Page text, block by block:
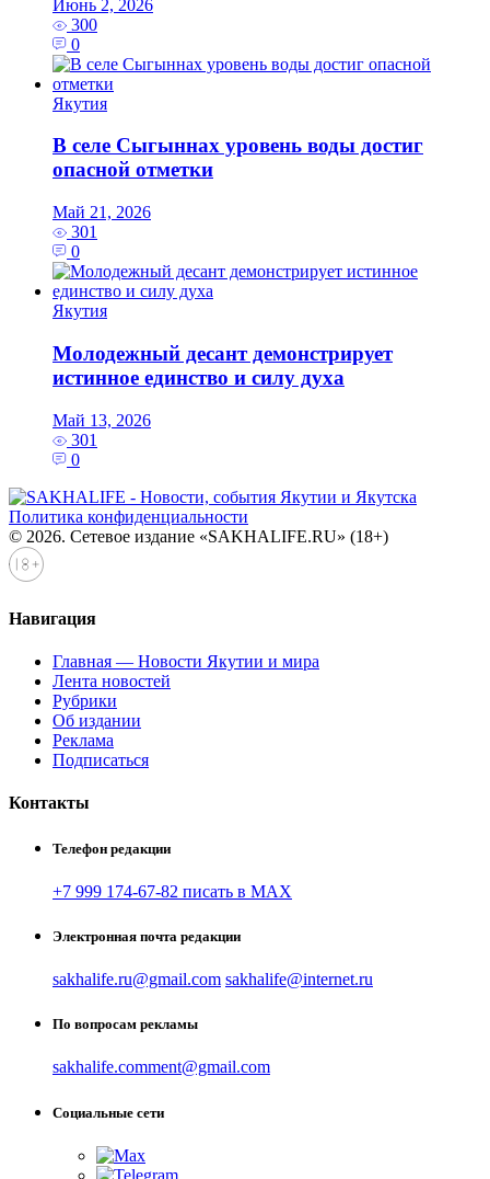
Июнь 2, 2026
300
0
Якутия
В селе Сыгыннах уровень воды достиг
опасной отметки
Май 21, 2026
301
0
Якутия
Молодежный десант демонстрирует
истинное единство и силу духа
Май 13, 2026
301
0
Политика конфиденциальности
© 2026. Сетевое издание «SAKHALIFE.RU» (18+)
Навигация
Главная — Новости Якутии и мира
Лента новостей
Рубрики
Об издании
Реклама
Подписаться
Контакты
Телефон редакции
+7 999 174-67-82 писать в MAX
Электронная почта редакции
sakhalife.ru@gmail.com sakhalife@internet.ru
По вопросам рекламы
sakhalife.comment@gmail.com
Социальные сети